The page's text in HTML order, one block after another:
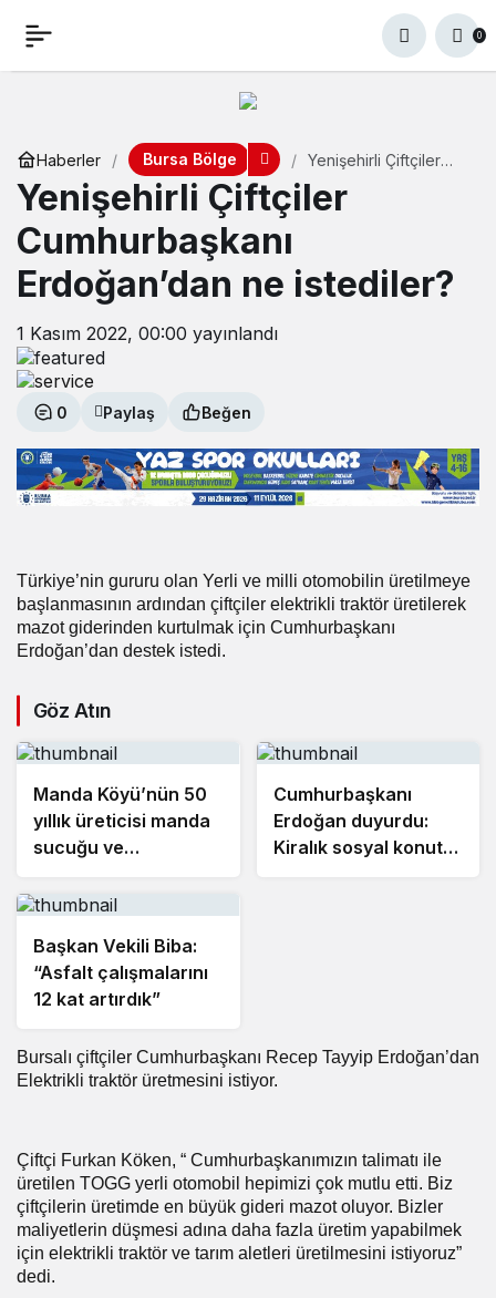
0
Haberler Bursa Bölge
Yenişehirli Çiftçiler
Erdoğan’dan ne
istediler?
Yenişehirli Çiftçiler
Cumhurbaşkanı
Erdoğan’dan ne istediler?
1 Kasım 2022, 00:00 yayınlandı
0 Paylaş Beğen
Türkiye’nin gururu olan Yerli ve milli otomobilin üretilmeye
başlanmasının ardından çiftçiler elektrikli traktör üretilerek
mazot giderinden kurtulmak için Cumhurbaşkanı
Erdoğan’dan destek istedi.
Göz Atın
Manda Köyü’nün 50
yıllık üreticisi manda
sucuğu ve
oluşturdu
Cumhurbaşkanı
Erdoğan duyurdu:
Kiralık sosyal konut
Başkan Vekili Biba:
“Asfalt çalışmalarını
12 kat artırdık”
Bursalı çiftçiler Cumhurbaşkanı Recep Tayyip Erdoğan’dan
Elektrikli traktör üretmesini istiyor.
Çiftçi Furkan Köken, “ Cumhurbaşkanımızın talimatı ile
üretilen TOGG yerli otomobil hepimizi çok mutlu etti. Biz
çiftçilerin üretimde en büyük gideri mazot oluyor. Bizler
maliyetlerin düşmesi adına daha fazla üretim yapabilmek
için elektrikli traktör ve tarım aletleri üretilmesini istiyoruz”
dedi.